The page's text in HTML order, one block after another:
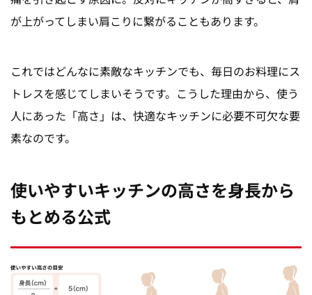
が上がってしまい肩こりに繋がることもあります。
これではどんなに素敵なキッチンでも、毎日のお料理にス
トレスを感じてしまいそうです。こうした理由から、使う
人にあった「高さ」は、快適なキッチンに必要不可欠な要
素なのです。
使いやすいキッチンの高さを身長から
もとめる公式